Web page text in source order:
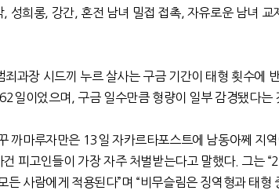
, 성희롱, 강간, 혼전 남녀 밀접 접촉, 자유로운 남녀 교
죄과장 시드끼 누르 살사는 구금 기간이 태형 횟수에
일이었으며 구금 일수만큼 형량이 일부 감경됐다는
까마루자만은 13일 자카르타포스트에 남동아쩨 지
건 피고인들이 가장 자주 처벌받는다고 말했다. 그는
든 사람에게 적용된다”며 “비무슬림은 징역형과 태형